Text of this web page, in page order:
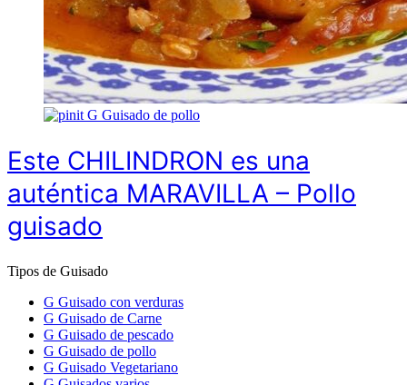
G Guisado de pollo
Este CHILINDRON es una
auténtica MARAVILLA – Pollo
guisado
Tipos de Guisado
G Guisado con verduras
G Guisado de Carne
G Guisado de pescado
G Guisado de pollo
G Guisado Vegetariano